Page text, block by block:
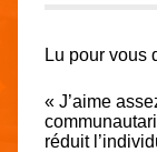
Lu pour vous
« J’aime
réduit